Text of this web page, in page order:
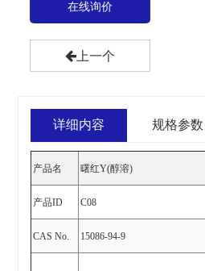
在线询价
上一个
详细内容 规格参数
产品名 曙红Y(醇溶)
产品ID C08
CAS No. 15086-94-9